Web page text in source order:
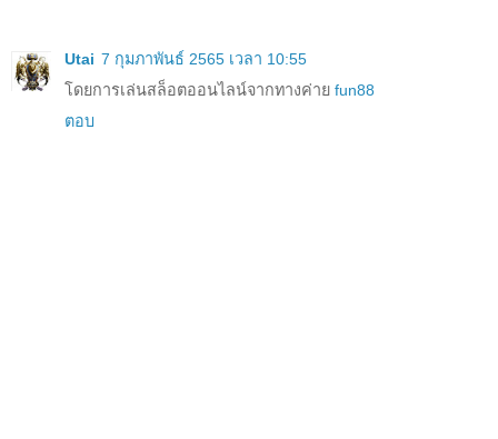
Utai 7 กุมภาพันธ์ 2565 เวลา 10:55
โดยการเล่นสล็อตออนไลน์จากทางค่าย fun88
ตอบ